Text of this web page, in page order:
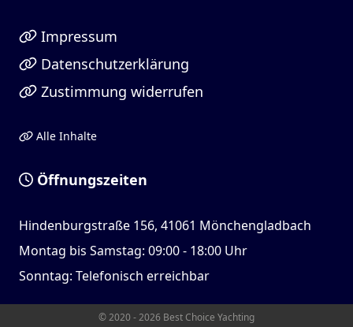
Impressum
Datenschutzerklärung
Zustimmung widerrufen
Alle Inhalte
Öffnungszeiten
Hindenburgstraße 156, 41061 Mönchengladbach
Montag bis Samstag: 09:00 - 18:00 Uhr
Sonntag: Telefonisch erreichbar
© 2020 - 2026 Best Choice Yachting